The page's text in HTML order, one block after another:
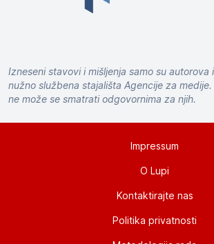
Izneseni stavovi i mišljenja samo su autorova
nužno službena stajališta Agencije za
ne može se smatrati odgovornima za njih.
Impressum
O Lupi
Kontaktirajte nas
Politika privatnosti